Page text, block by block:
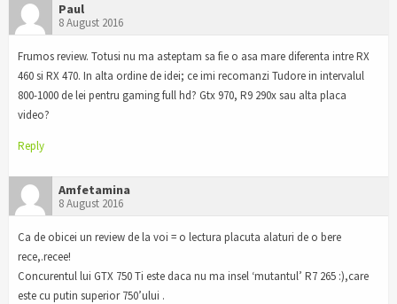
Paul
8 August 2016
Frumos review. Totusi nu ma asteptam sa fie o asa mare diferenta intre RX
460 si RX 470. In alta ordine de idei; ce imi recomanzi Tudore in intervalul
800-1000 de lei pentru gaming full hd? Gtx 970, R9 290x sau alta placa
video?
Reply
Amfetamina
8 August 2016
Ca de obicei un review de la voi = o lectura placuta alaturi de o bere
rece,.recee!
Concurentul lui GTX 750 Ti este daca nu ma insel ‘mutantul’ R7 265 :),care
este cu putin superior 750’ului .